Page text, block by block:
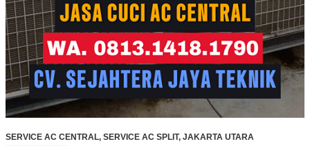
SERVICE AC CENTRAL, SERVICE AC SPLIT, JAKARTA UTARA